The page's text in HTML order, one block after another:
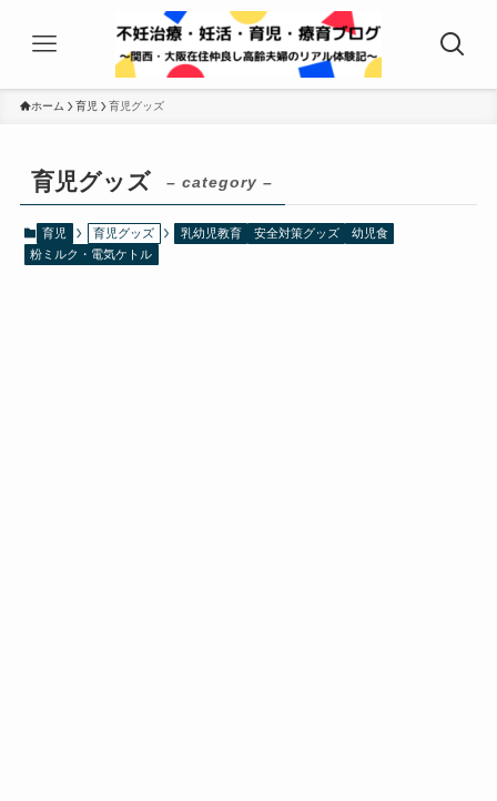
ホーム 育児 育児グッズ
育児グッズ – category –
育児 育児グッズ 乳幼児教育 安全対策グッズ
幼児食
粉ミルク・電気ケトル